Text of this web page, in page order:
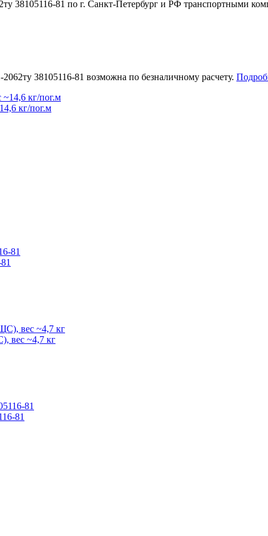
38105116-81 по г. Санкт-Петербург и РФ транспортными
38105116-81 возможна по безналичному расчету.
кг/пог.м
вес ~4,7 кг
81